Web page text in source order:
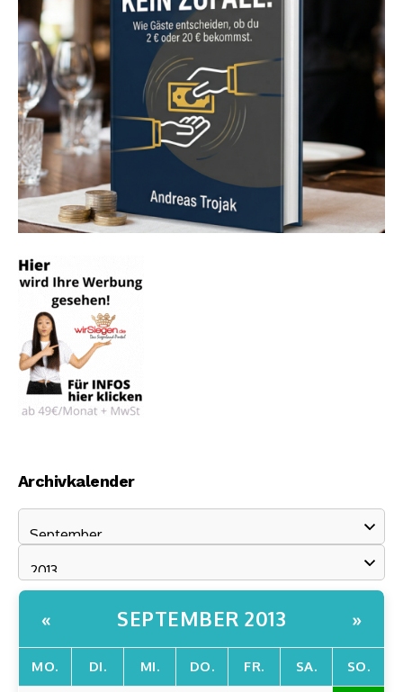
Archivkalender
« SEPTEMBER 2013 »
MO. DI. MI. DO. FR. SA. SO.